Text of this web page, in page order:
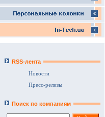
RSS-лента
Новости
Пресс-релизы
Поиск по компаниям